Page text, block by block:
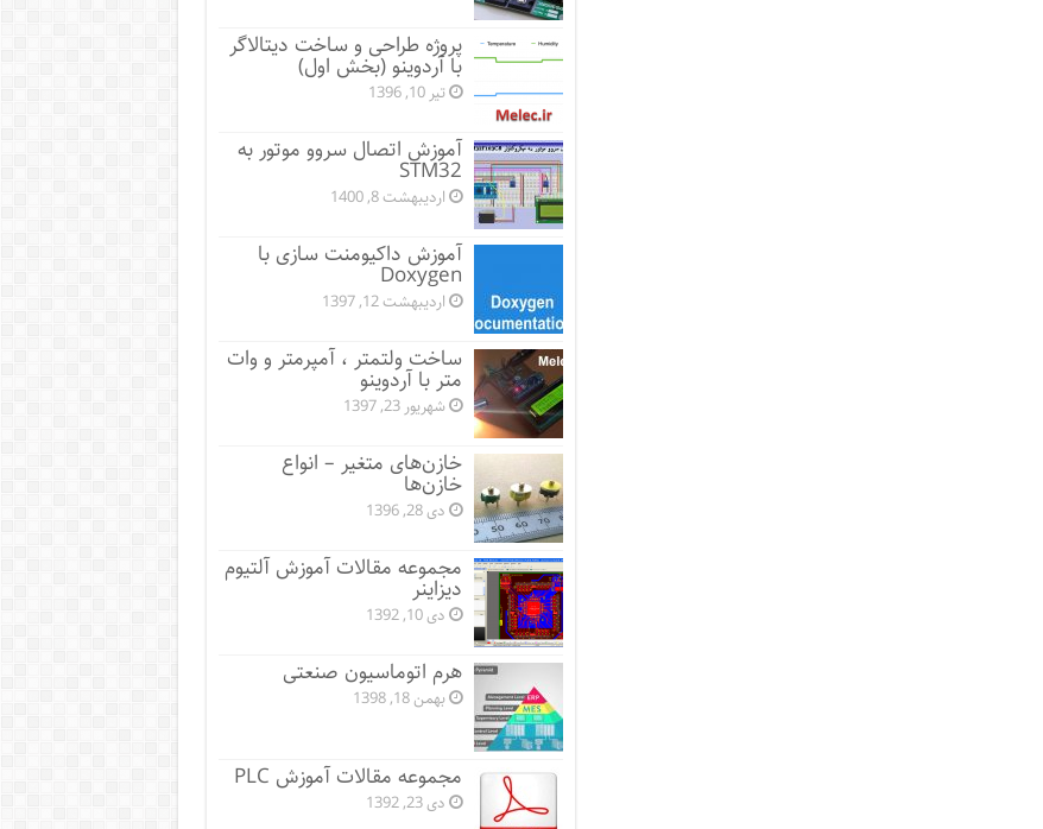
پروژه طراحی و ساخت دیتالاگر
با آردوینو (بخش اول)
تیر 10, 1396
آموزش اتصال سروو موتور به
STM32
اردیبهشت 8, 1400
آموزش داکیومنت سازی با
Doxygen
اردیبهشت 12, 1397
ساخت ولتمتر ، آمپرمتر و وات
متر با آردوینو
شهریور 23, 1397
خازن‌های متغیر – انواع
خازن‌ها
دی 28, 1396
مجموعه مقالات آموزش آلتیوم
دیزاینر
دی 10, 1392
هرم اتوماسیون صنعتی
بهمن 18, 1398
مجموعه مقالات آموزش PLC
دی 23, 1392